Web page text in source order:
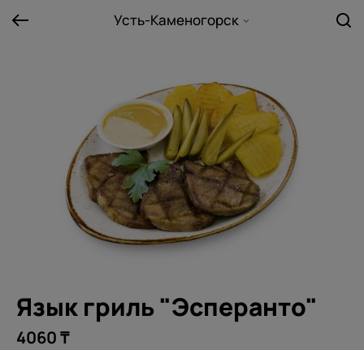
Усть-Каменогорск
Язык гриль "Эсперанто"
4060 ₸